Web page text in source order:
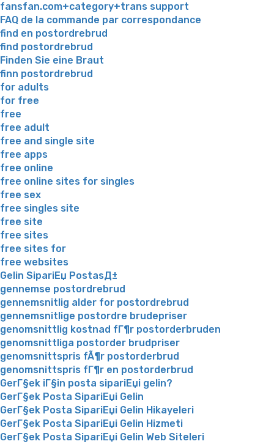
fansfan.com+category+trans support
FAQ de la commande par correspondance
find en postordrebrud
find postordrebrud
Finden Sie eine Braut
finn postordrebrud
for adults
for free
free
free adult
free and single site
free apps
free online
free online sites for singles
free sex
free singles site
free site
free sites
free sites for
free websites
Gelin SipariЕџ PostasД±
gennemse postordrebrud
gennemsnitlig alder for postordrebrud
gennemsnitlige postordre brudepriser
genomsnittlig kostnad fГ¶r postorderbruden
genomsnittliga postorder brudpriser
genomsnittspris fÃ¶r postorderbrud
genomsnittspris fГ¶r en postorderbrud
GerГ§ek iГ§in posta sipariЕџi gelin?
GerГ§ek Posta SipariЕџi Gelin
GerГ§ek Posta SipariЕџi Gelin Hikayeleri
GerГ§ek Posta SipariЕџi Gelin Hizmeti
GerГ§ek Posta SipariЕџi Gelin Web Siteleri